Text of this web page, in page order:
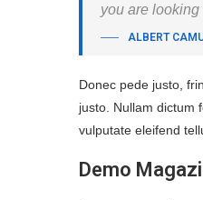
you are
ALBERT
Donec pede justo,
justo. Nullam dictum
vulputate eleifend
Demo